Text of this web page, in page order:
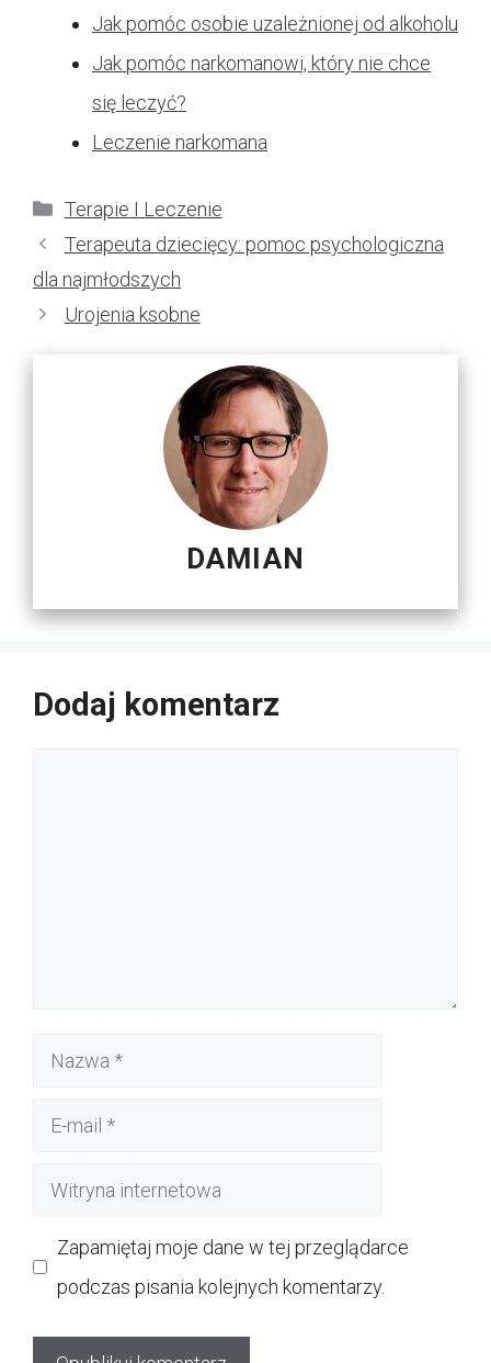
Jak pomóc osobie uzależnionej od alkoholu
Jak pomóc narkomanowi, który nie chce
się leczyć?
Leczenie narkomana
Kategorie
Terapie I Leczenie
Terapeuta dziecięcy: pomoc psychologiczna
dla najmłodszych
Urojenia ksobne
DAMIAN
Dodaj komentarz
Nazwa
Witryna
Zapamiętaj moje dane w tej przeglądarce
podczas pisania kolejnych komentarzy.